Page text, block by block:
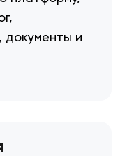
документы и